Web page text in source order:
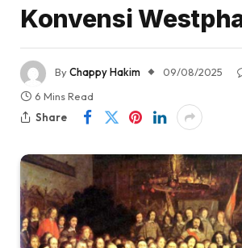
Konvensi
ByChappy Hakim 09/08/2025
6 Mins Read
Share